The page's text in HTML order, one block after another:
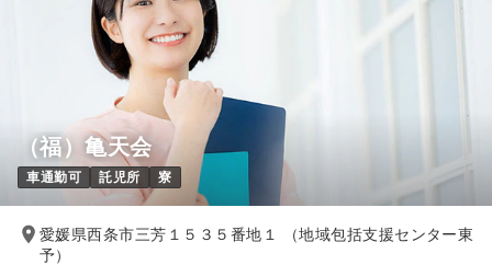
（福）亀天会
車通勤可 託児所 寮
愛媛県西条市三芳１５３５番地１ （地域包括支援センター東
予）